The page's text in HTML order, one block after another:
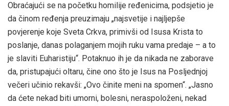
Obraćajući se na početku homilije ređenicima, podsjetio je
da činom ređenja preuzimaju „najsvetije i najljepše
povjerenje koje Sveta Crkva, primivši od Isusa Krista to
poslanje, danas polaganjem mojih ruku vama predaje – a to
je slaviti Euharistiju“. Potaknuo ih je da nikada ne zaborave
da, pristupajući oltaru, čine ono što je Isus na Posljednjoj
večeri učinio rekavši: „Ovo činite meni na spomen“. „Jasno
da ćete nekad biti umorni, bolesni, neraspoloženi, nekad